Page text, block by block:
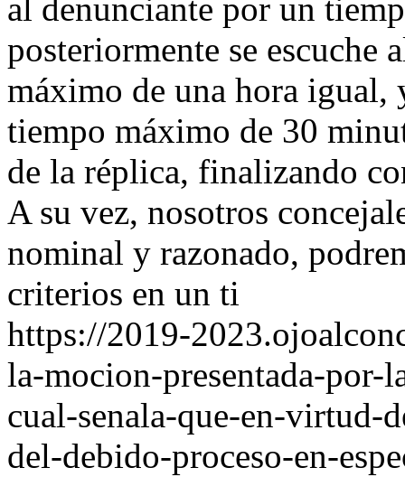
al denunciante por un
posteriormente se escuche
máximo de una hora igual,
tiempo máximo de 30
de la réplica, finalizando
A su vez, nosotros
nominal y razonado,
criterios en un ti
https://2019-
la-mocion-presentada-por-
cual-senala-que-en-virtud-
del-debido-proceso-en-